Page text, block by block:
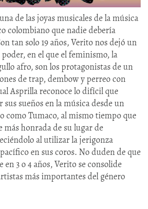
de las joyas musicales de la música
colombiano que nadie debería
tan solo 19 años, Verito nos dejó un
en el que el feminismo, la
afro, son los protagonistas de un
de trap, dembow y perreo con
Asprilla reconoce lo difícil que
sueños en la música desde un
como Tumaco, al mismo tiempo que
honrada de su lugar de
al utilizar la jerigonza
en sus coros. No duden de que
3 o 4 años, Verito se consolide
más importantes del género